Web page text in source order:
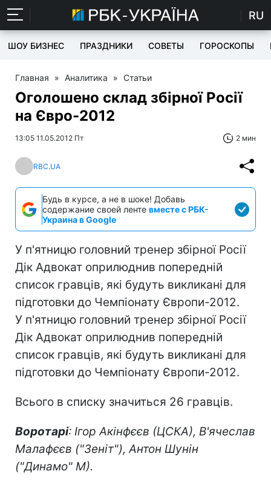
RU
ШОУ БИЗНЕС ПРАЗДНИКИ СОВЕТЫ ГОРОСКОПЫ
Главная » Аналитика » Статьи
Оголошено склад збірної Росії
на Євро-2012
13:05 11.05.2012 Пт 2 мин
RBC.UA
Будь в курсе, а не в шоке! Добавь
содержание своей ленте вместе с РБК-
Украина в Google
У п'ятницю головний тренер збірної Росії
Дік Адвокат оприлюднив попередній
список гравців, які будуть викликані для
підготовки до Чемпіонату Європи-2012.
У п'ятницю головний тренер збірної Росії
Дік Адвокат оприлюднив попередній
список гравців, які будуть викликані для
підготовки до Чемпіонату Європи-2012.
Всього в списку значиться 26 гравців.
Воротарі: Ігор Акінфєєв (ЦСКА), В'ячеслав
Малафєєв ("Зеніт"), Антон Шунін
("Динамо" М).